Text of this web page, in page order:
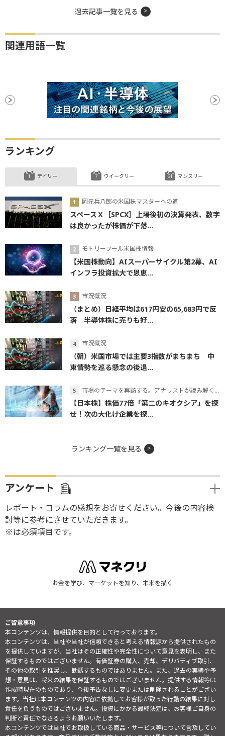
過去記事一覧を見る
関連用語一覧
ランキング
デイリー
岡元兵八郎の米国株マスターへの道
スペースＸ［SPCX］上場後初の決算発表、数字
は良かったが株価が下落...
モトリーフール米国株情報
【米国株動向】AIスーパーサイクル第2幕、AI
インフラ投資拡大で恩恵...
市況概況
（まとめ）日経平均は617円安の65,683円で反
落 半導体株に売りも好...
市況概況
（朝）米国市場では主要3指数がまちまち 中
東情勢を巡る懸念の後退...
市場のテーマを再訪する。アナリストが読み解くテーマの本質
【日本株】株価77倍「第二のキオクシア」を探
せ！次の大化け企業を探...
ウイークリー マンスリー
ランキング一覧を見る
アンケート
レポート・コラムの感想をお寄せください。今後の内容検
討等に参考にさせていただきます。
※は必須項目です。
お金を学び、マーケットを知り、未来を描く
ご留意事項
本コンテンツは、情報提供を目的として行っております。
本コンテンツは、当社や当社が信頼できると考える情報源から提供されたもの
を提供していますが、当社はその正確性や完全性について意見を表明し、また
保証するものではございません。有価証券の購入、売却、デリバティブ取引、
その他の取引を推奨し、勧誘するものではありません。また、過去の実績や予
想・意見は、将来の結果を保証するものではございません。提供する情報等は
作成時現在のものであり、今後予告なしに変更または削除されることがござい
ます。当社は本コンテンツの内容に依拠してお客様が取った行動の結果に対し
責任を負うものではございません。投資にかかる最終決定は、お客様ご自身の
判断と責任でなさるようお願いいたします。
本コンテンツでは当社でお取扱している商品・サービス等について言及してい